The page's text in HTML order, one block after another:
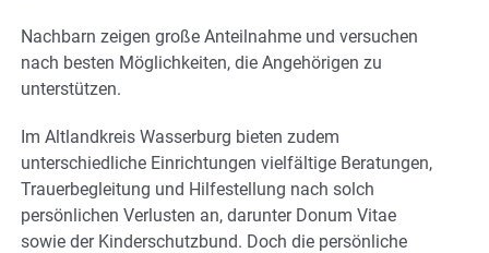
Nachbarn zeigen große Anteilnahme und versuchen
nach besten Möglichkeiten, die Angehörigen zu
unterstützen.
Im Altlandkreis Wasserburg bieten zudem
unterschiedliche Einrichtungen vielfältige Beratungen,
Trauerbegleitung und Hilfestellung nach solch
persönlichen Verlusten an, darunter Donum Vitae
sowie der Kinderschutzbund. Doch die persönliche